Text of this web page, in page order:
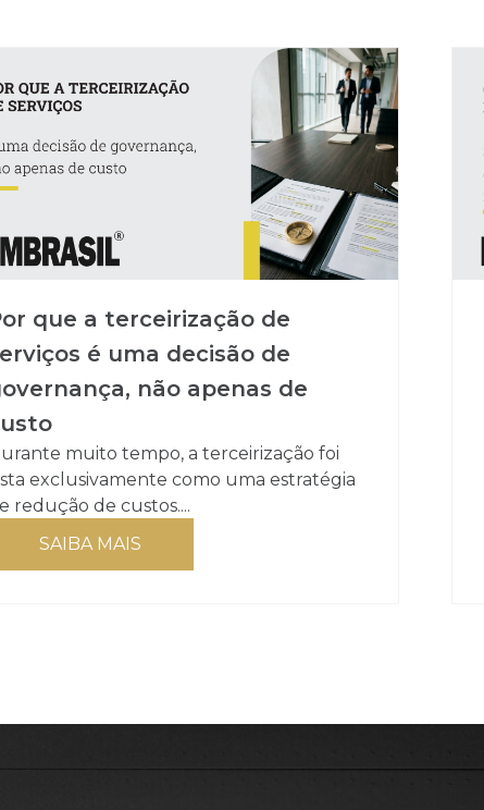
que a terceirização de
é uma decisão de
não apenas de
muito tempo, a terceirização foi
exclusivamente como uma estratégia
redução de custos....
SAIBA MAIS